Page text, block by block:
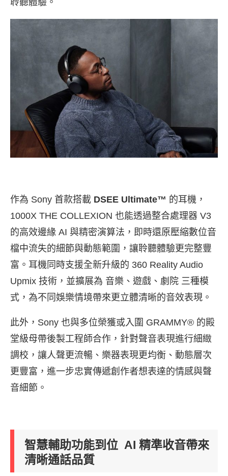
聆聽體驗。
作為 Sony 首款搭載 DSEE Ultimate™ 的耳機，
1000X THE COLLEXION 也能透過整合處理器 V3
的高效邊緣 AI 與精密演算法，即時還原壓縮數位音
檔中流失的細節與動態範圍，讓聆聽體驗更完整豐
富。耳機同時支援全新升級的 360 Reality Audio
Upmix 技術，並擴展為 音樂、遊戲、劇院 三種模
式，為不同娛樂情境帶來更立體清晰的音效表現。
此外，Sony 也與多位榮獲或入圍 GRAMMY® 的殿
堂級母帶後製工程師合作，針對聲音表現進行細緻
調校，讓人聲更流暢、樂器表現更均衡、動態層次
更豐富，進一步忠實傳遞創作者想表達的情感與聲
音細節。
智慧輔助功能到位 AI 精準收音帶來
清晰通話品質